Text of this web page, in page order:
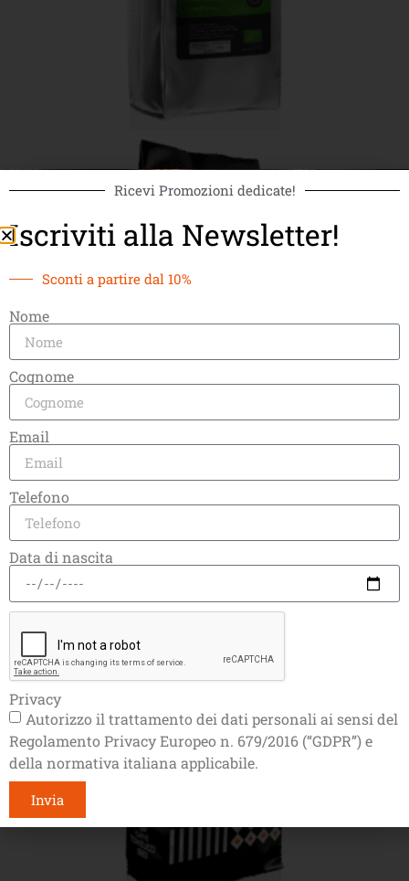
Ricevi Promozioni dedicate!
Iscriviti alla Newsletter!
Sconti a partire dal 10%
Nome
Cognome
Email
Telefono
Data di nascita
Privacy
Autorizzo il trattamento dei dati personali ai sensi del
Regolamento Privacy Europeo n. 679/2016 (“GDPR”) e
della normativa italiana applicabile.
Invia